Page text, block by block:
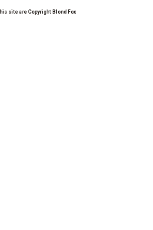
site are Copyright Blond Fox